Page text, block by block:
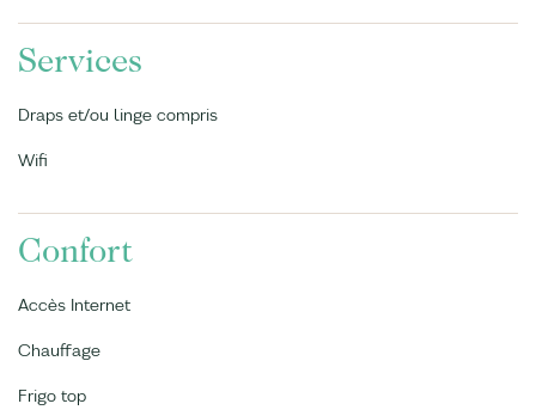
Services
Draps et/ou linge compris
Wifi
Confort
Accès Internet
Chauffage
Frigo top